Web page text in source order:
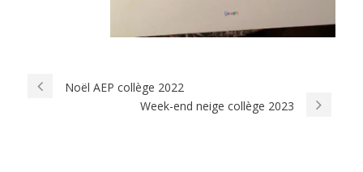
Noël AEP collège 2022
Week-end neige collège 2023